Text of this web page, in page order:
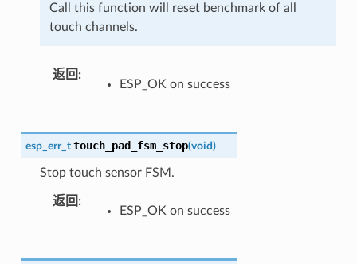
Call this function will reset benchmark of all
touch channels.
返回
ESP_OK on success
esp_err_t touch_pad_fsm_stop(void)
Stop touch sensor FSM.
返回
ESP_OK on success